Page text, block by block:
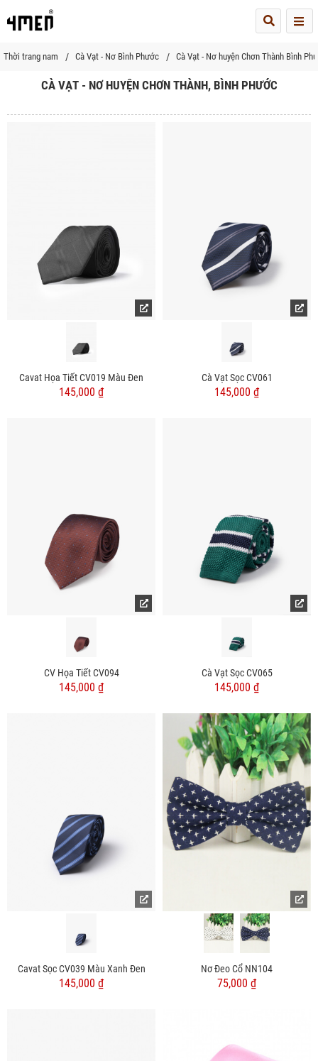
Thời trang nam Cà Vạt - Nơ Bình Phước Cà Vạt - Nơ huyện Chơn Thành Bình
CÀ VẠT - NƠ HUYỆN CHƠN THÀNH, BÌNH PHƯỚC
Cavat Họa Tiết CV019 Màu Đen
145,000 ₫
Cà Vạt Sọc CV061
145,000 ₫
CV Họa Tiết CV094
145,000 ₫
Cà Vạt Sọc CV065
145,000 ₫
Cavat Sọc CV039 Màu Xanh Đen
145,000 ₫
Nơ Đeo Cổ NN104
75,000 ₫